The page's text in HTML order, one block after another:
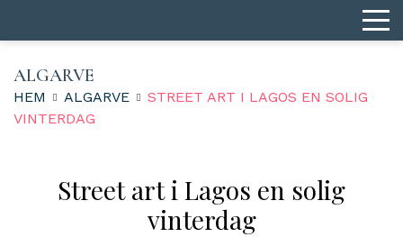
ALGARVE
HEM ALGARVE
STREET ART I LAGOS EN SOLIG
VINTERDAG
Street art i Lagos en solig
vinterdag